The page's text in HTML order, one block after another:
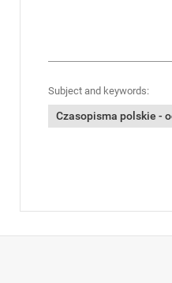
Subject and keywords:
Czasopisma polskie -